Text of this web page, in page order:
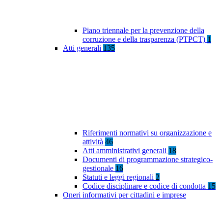
Piano triennale per la prevenzione della
corruzione e della trasparenza (PTPCT) 1
Atti generali 135
Riferimenti normativi su organizzazione e
attività 46
Atti amministrativi generali 18
Documenti di programmazione strategico-
gestionale 16
Statuti e leggi regionali 2
Codice disciplinare e codice di condotta 15
Oneri informativi per cittadini e imprese